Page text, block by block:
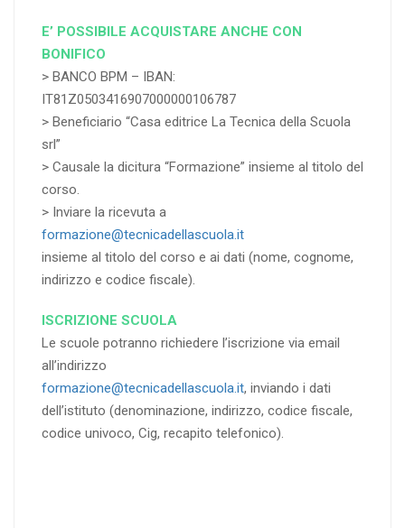
E’ POSSIBILE ACQUISTARE ANCHE CON
BONIFICO
> BANCO BPM – IBAN:
IT81Z0503416907000000106787
> Beneficiario “Casa editrice La Tecnica della Scuola
srl”
> Causale la dicitura “Formazione” insieme al titolo del
corso.
> Inviare la ricevuta a
formazione@tecnicadellascuola.it
insieme al titolo del corso e ai dati (nome, cognome,
indirizzo e codice fiscale).
ISCRIZIONE SCUOLA
Le scuole potranno richiedere l’iscrizione via email
all’indirizzo
formazione@tecnicadellascuola.it, inviando i dati
dell’istituto (denominazione, indirizzo, codice fiscale,
codice univoco, Cig, recapito telefonico).